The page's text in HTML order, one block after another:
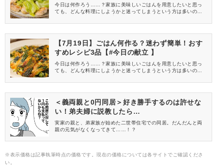
今日は何作ろう……？家族に美味しいごはんを用意したいと思っ
ても、どんな料理にしようかと迷ってしまうという方は多いので
て、迷わず今日の献立が決まるおすすめメニューをご紹介しま
せの「今日の献立」を参考にして、夕食を作ってみてくださいね♪
【7月19日】ごはん何作る？迷わず簡単！おす
すめレシピ3品【#今日の献立 】
今日は何作ろう……？家族に美味しいごはんを用意したいと思っ
ても、どんな料理にしようかと迷ってしまうという方は多いので
て、迷わず今日の献立が決まるおすすめメニューをご紹介しま
せの「今日の献立」を参考にして、夕食を作ってみてくださいね♪
＜義両親と0円同居＞好き勝手するのは許せな
い！弟夫婦に説教したら…
実家の親と、弟家族が始めた二世帯住宅での同居。だんだんと両
親の元気がなくなってきて……！？
※表示価格は記事執筆時点の価格です。現在の価格については各サイトでご確認くださ
い。